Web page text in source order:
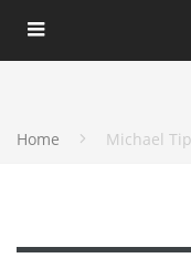
Home Michael